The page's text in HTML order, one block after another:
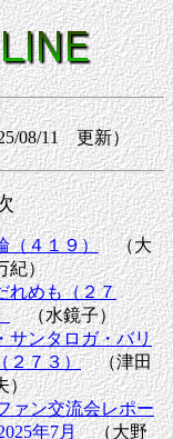
08/11 更新）
（４１９）（大
紀）
れめも（２７
（水鏡子）
サンタロガ・バリ
２７３）（津田
）
ァン交流会レポー
年7月（大野